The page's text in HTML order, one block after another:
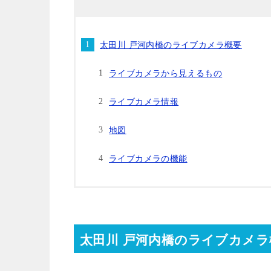
太田川 戸河内橋のライブカメラ概要
ライブカメラから見えるもの
ライブカメラ情報
地図
ライブカメラの機能
太田川 戸河内橋のライブカメ